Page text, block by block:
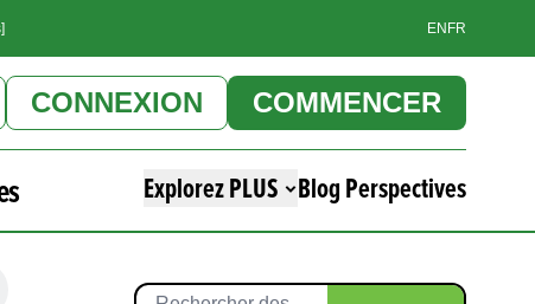
EN FR
CONNEXION COMMENCER
Explorez PLUS Blog Perspectives